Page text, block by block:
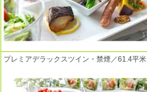
プレミアデラックスツイン・禁煙／61.4平米